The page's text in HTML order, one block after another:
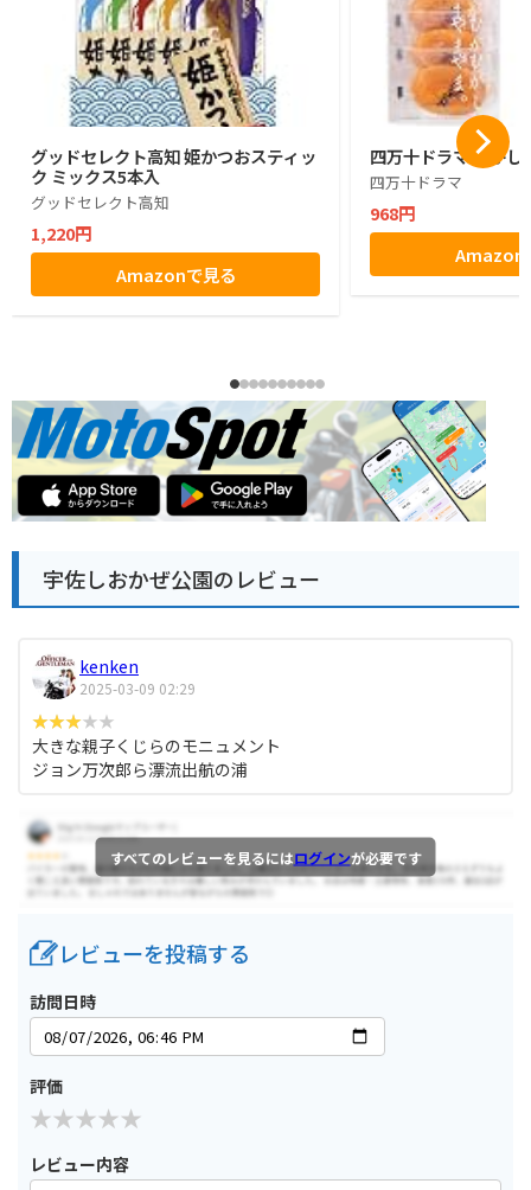
グッドセレクト高知 姫かつおスティッ
ク ミックス5本入
グッドセレクト高知
1,220円
Amazonで見る
四万十ドラマ ひがし
四万十ドラマ
968円
Amazon
宇佐しおかぜ公園のレビュー
kenken
2025-03-09 02:29
大きな親子くじらのモニュメント
ジョン万次郎ら漂流出航の浦
すべてのレビューを見るにはログインが必要です
レビューを投稿する
訪問日時
評価
レビュー内容